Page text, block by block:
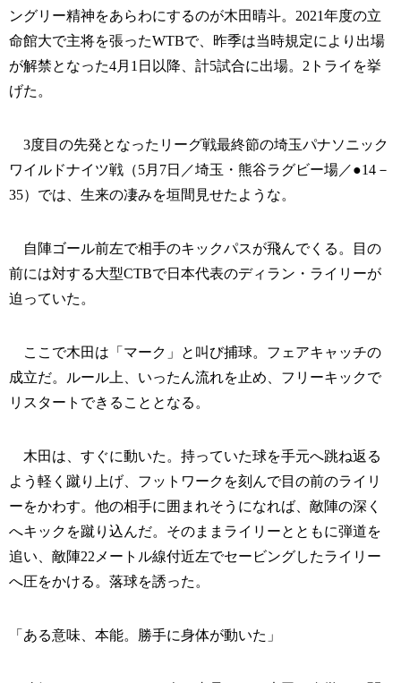
ングリー精神をあらわにするのが木田晴斗。2021年度の立
命館大で主将を張ったWTBで、昨季は当時規定により出場
が解禁となった4月1日以降、計5試合に出場。2トライを挙
げた。
3度目の先発となったリーグ戦最終節の埼玉パナソニック
ワイルドナイツ戦（5月7日／埼玉・熊谷ラグビー場／●14－
35）では、生来の凄みを垣間見せたような。
自陣ゴール前左で相手のキックパスが飛んでくる。目の
前には対する大型CTBで日本代表のディラン・ライリーが
迫っていた。
ここで木田は「マーク」と叫び捕球。フェアキャッチの
成立だ。ルール上、いったん流れを止め、フリーキックで
リスタートできることとなる。
木田は、すぐに動いた。持っていた球を手元へ跳ね返る
よう軽く蹴り上げ、フットワークを刻んで目の前のライリ
ーをかわす。他の相手に囲まれそうになれば、敵陣の深く
へキックを蹴り込んだ。そのままライリーとともに弾道を
追い、敵陣22メートル線付近左でセービングしたライリー
へ圧をかける。落球を誘った。
「ある意味、本能。勝手に身体が動いた」